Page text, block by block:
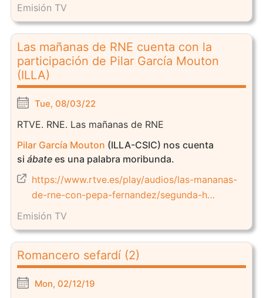
Emisión TV
Las mañanas de RNE cuenta con la
participación de Pilar García Mouton
(ILLA)
Tue, 08/03/22
RTVE. RNE. Las mañanas de RNE
Pilar García Mouton (ILLA-CSIC) nos cuenta
si ábatees una palabra moribunda.
https://www.rtve.es/play/audios/las-mananas-
de-rne-con-pepa-fernandez/segunda-h…
Emisión TV
Romancero sefardí (2)
Mon, 02/12/19